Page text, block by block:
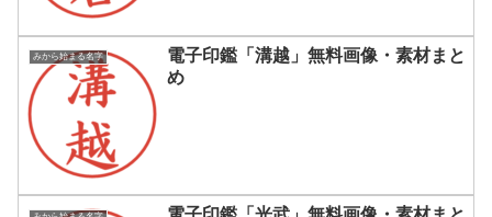
みから始まる名字
電子印鑑「溝越」無料画像・素材まと
め